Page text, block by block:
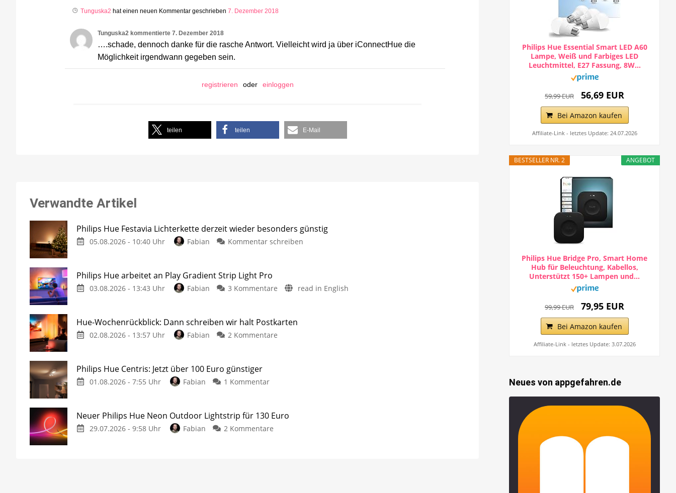
Tunguska2 hat einen neuen Kommentar geschrieben 7. Dezember 2018
Tunguska2 kommentierte 7. Dezember 2018
….schade, dennoch danke für die rasche Antwort. Vielleicht wird ja über iConnectHue die
Möglichkeit irgendwann gegeben sein.
registrieren oder einloggen
teilen teilen E-Mail
Verwandte Artikel
Philips Hue Festavia Lichterkette derzeit wieder besonders günstig
05.08.2026 - 10:40 Uhr Fabian Kommentar schreiben
Philips Hue arbeitet an Play Gradient Strip Light Pro
03.08.2026 - 13:43 Uhr Fabian 3 Kommentare read in English
Hue-Wochenrückblick: Dann schreiben wir halt Postkarten
02.08.2026 - 13:57 Uhr Fabian 2 Kommentare
Philips Hue Centris: Jetzt über 100 Euro günstiger
01.08.2026 - 7:55 Uhr Fabian 1 Kommentar
Neuer Philips Hue Neon Outdoor Lightstrip für 130 Euro
29.07.2026 - 9:58 Uhr Fabian 2 Kommentare
Philips Hue Essential Smart LED A60
Lampe, Weiß und Farbiges LED
Leuchtmittel, E27 Fassung, 8W...
59,99 EUR 56,69 EUR
Bei Amazon kaufen
Affiliate-Link - letztes Update: 24.07.2026
ANGEBOT
BESTSELLER NR. 2
Philips Hue Bridge Pro, Smart Home
Hub für Beleuchtung, Kabellos,
Unterstützt 150+ Lampen und...
99,99 EUR 79,95 EUR
Bei Amazon kaufen
Affiliate-Link - letztes Update: 3.07.2026
Neues von appgefahren.de